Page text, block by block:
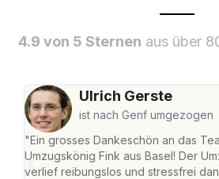
4.9 von 5 Sternen aus über
Ulrich Gerste
ist nach Genf umgezogen
"Ein grosses Dankeschön an das
Umzugskönig Fink aus Basel! Der
verlief reibungslos und stressfrei